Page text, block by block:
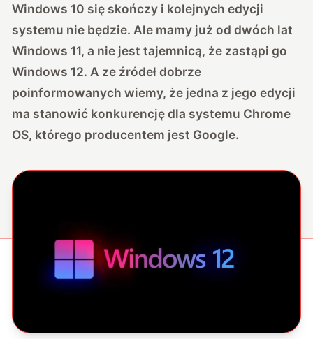
Windows 10 się skończy i kolejnych edycji
systemu nie będzie. Ale mamy już od dwóch lat
Windows 11, a nie jest tajemnicą, że zastąpi go
Windows 12. A ze źródeł dobrze
poinformowanych wiemy, że jedna z jego edycji
ma stanowić konkurencję dla systemu Chrome
OS, którego producentem jest Google.